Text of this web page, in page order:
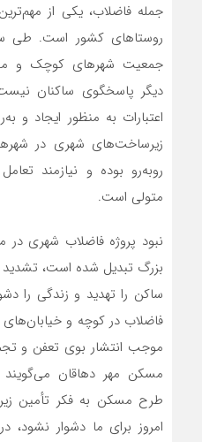
جمله فاضلاب، یکی از
روستاهای کشور است. طی
جمعیت شهرهای کوچک و
دیگر پاسخگوی ساکنان
اعتبارات به منظور ایجاد و
زیرساخت‌های شهری در
روبه‌رو بوده و نیازمند
متولی است.
نبود پروژه فاضلاب شهری
بزرگ تبدیل شده است، تشدید
ساکن را تهدید و زندگی را
فاضلاب در کوچه و
موجب انتشار بوی تعفن و
مسکن مهر دهاقان می‌گویند
طرح مسکن به فکر تأمین
امروز برای ما دشوار نشود،